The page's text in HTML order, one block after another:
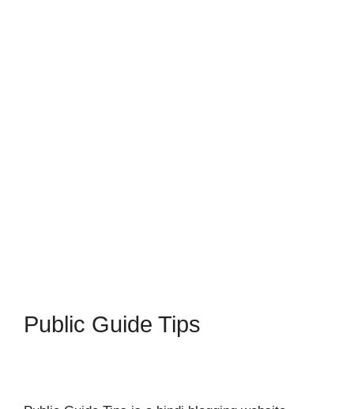
Public Guide Tips